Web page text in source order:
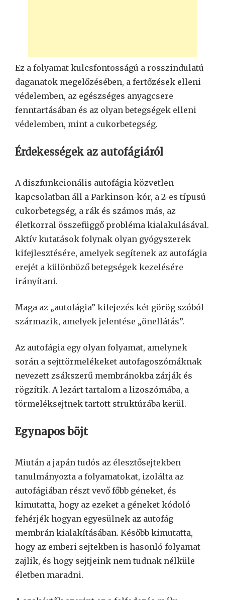
Ez a folyamat kulcsfontosságú a rosszindulatú
daganatok megelőzésében, a fertőzések elleni
védelemben, az egészséges anyagcsere
fenntartásában és az olyan betegségek elleni
védelemben, mint a cukorbetegség.
Érdekességek az autofágiáról
A diszfunkcionális autofágia közvetlen
kapcsolatban áll a Parkinson-kór, a 2-es típusú
cukorbetegség, a rák és számos más, az
életkorral összefüggő probléma kialakulásával.
Aktív kutatások folynak olyan gyógyszerek
kifejlesztésére, amelyek segítenek az autofágia
erejét a különböző betegségek kezelésére
irányítani.
Maga az „autofágia” kifejezés két görög szóból
származik, amelyek jelentése „önellátás”.
Az autofágia egy olyan folyamat, amelynek
során a sejttörmelékeket autofagoszómáknak
nevezett zsákszerű membránokba zárják és
rögzítik. A lezárt tartalom a lizoszómába, a
törmeléksejtnek tartott struktúrába kerül.
Egynapos böjt
Miután a japán tudós az élesztősejtekben
tanulmányozta a folyamatokat, izolálta az
autofágiában részt vevő főbb géneket, és
kimutatta, hogy az ezeket a géneket kódoló
fehérjék hogyan egyesülnek az autofág
membrán kialakításában. Később kimutatta,
hogy az emberi sejtekben is hasonló folyamat
zajlik, és hogy sejtjeink nem tudnak nélküle
életben maradni.